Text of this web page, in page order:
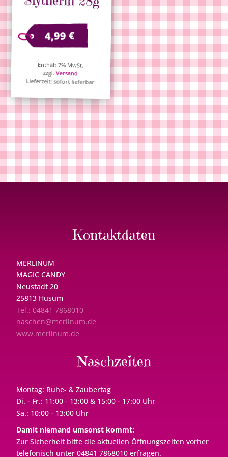
4,99€
Enthält 7% MwSt.
zzgl.Versand
Lieferzeit: sofort lieferbar
Kontaktdaten
MERLINUM
MAGIC CANDY
Neustadt 20
25813 Husum
Tel.: 04841 7868010
naschen@merlinum.de
www.merlinum.de
Naschzeiten
Montag: Ruhe- & Zaubertag
Di. - Fr.: 11:00 - 13:00 & 15:00 - 17:00 Uhr
Sa.: 10:00 - 13:00 Uhr
Damit niemand umsonst kommt:
Zur Sicherheit bitte die aktuellen Öffnungszeiten vorher
telefonisch unter 04841 7868010 erfragen.